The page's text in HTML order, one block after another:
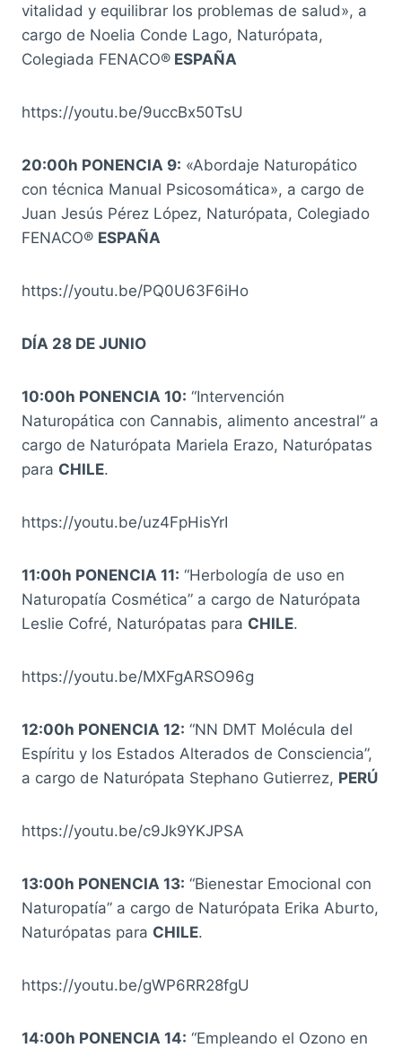
vitalidad y equilibrar los problemas de salud», a
cargo de Noelia Conde Lago, Naturópata,
Colegiada FENACO® ESPAÑA
https://youtu.be/9uccBx50TsU
20:00h PONENCIA 9: «Abordaje Naturopático
con técnica Manual Psicosomática», a cargo de
Juan Jesús Pérez López, Naturópata, Colegiado
FENACO® ESPAÑA
https://youtu.be/PQ0U63F6iHo
DÍA 28 DE JUNIO
10:00h PONENCIA 10: “Intervención
Naturopática con Cannabis, alimento ancestral” a
cargo de Naturópata Mariela Erazo, Naturópatas
para CHILE.
https://youtu.be/uz4FpHisYrI
11:00h PONENCIA 11: “Herbología de uso en
Naturopatía Cosmética” a cargo de Naturópata
Leslie Cofré, Naturópatas para CHILE.
https://youtu.be/MXFgARSO96g
12:00h PONENCIA 12: “NN DMT Molécula del
Espíritu y los Estados Alterados de Consciencia”,
a cargo de Naturópata Stephano Gutierrez, PERÚ
https://youtu.be/c9Jk9YKJPSA
13:00h PONENCIA 13: “Bienestar Emocional con
Naturopatía” a cargo de Naturópata Erika Aburto,
Naturópatas para CHILE.
https://youtu.be/gWP6RR28fgU
14:00h PONENCIA 14: “Empleando el Ozono en